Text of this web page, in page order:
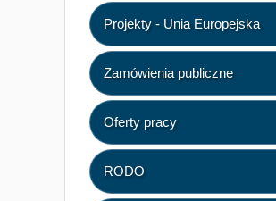
Projekty - Unia Europejska
Zamówienia publiczne
Oferty pracy
RODO